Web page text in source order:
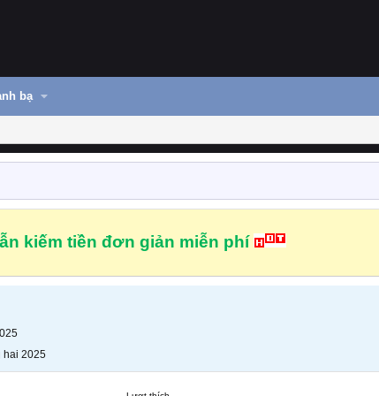
bạ
kiếm tiền đơn giản miễn phí
hai 2025